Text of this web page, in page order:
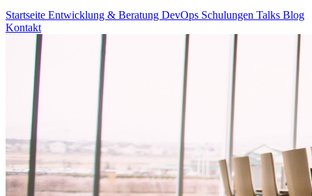
Startseite Entwicklung & Beratung DevOps Schulungen Talks Blog
Kontakt